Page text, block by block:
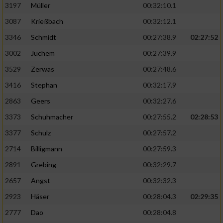
3197
Müller
00:32:10.1
3087
Krießbach
00:32:12.1
3346
Schmidt 00:27:38.9
02:27:52
3002
Juchem
00:27:39.9
3529
Zerwas
00:27:48.6
3416
Stephan
00:32:17.9
2863
Geers
00:32:27.6
3373
Schuhmacher 00:27:55.2
02:28:53
3377
Schulz
00:27:57.2
2714
Billigmann
00:27:59.3
2891
Grebing
00:32:29.7
2657
Angst
00:32:32.3
2923
Häser 00:28:04.3
02:29:35
2777
Dao 00:28:04.8
auf einem Endgerät
von Werbeanzeigen
Werbung
personalisierter Werbung
von Inhalten
Verwendung von Profilen zur Auswahl
personalisierter Inhalte